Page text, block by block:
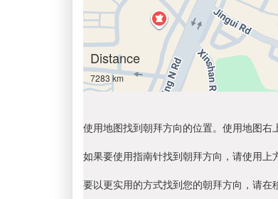
Distance
7283 km
使用地图找到朝拜方向的位置。使用地图右
如果要使用指南针找到朝拜方向，请使用上
要以更实用的方式找到您的朝拜方向，请在